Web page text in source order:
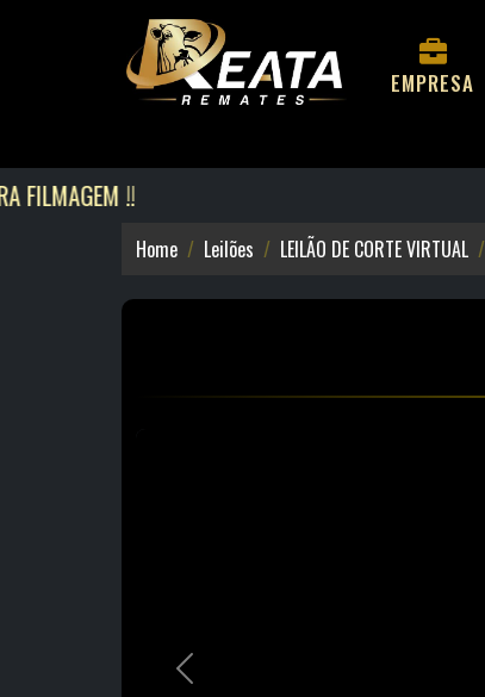
EMPRESA
!!
Home Leilões LEILÃO DE CORTE VIRTUAL
Previous